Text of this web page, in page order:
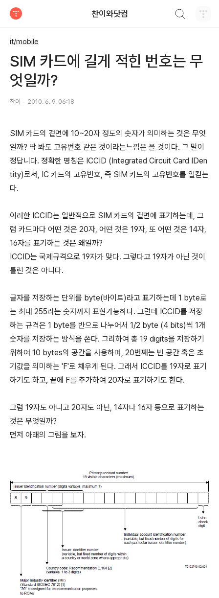
찬이와닷컴
it/mobile
SIM 카드에 길게 적힌 번호는 무
엇일까?
찬이 2010. 6. 9. 06:18
SIM 카드의 겉면에 10~20자 정도의 숫자가 의미하는 것은 무엇
일까? 딱 봐도 고유번호 같은 것이라는느낌은 올 것이다. 그 말이
정답니다. 정확한 명칭은 ICCID (Integrated Circuit Card IDen
tity)로서, IC 카드의 고유번호, 즉 SIM 카드의 고유번호를 일컫는
다.
이러한 ICCID는 일반적으로 SIM 카드의 겉면에 표기하는데, 그
럼 카드마다 어떤 것은 20자, 어떤 것은 19자, 또 어떤 것은 14자,
16자를 표기하는 것은 왜일까?
ICCID는 국제규격으로 19자가 맞다. 그렇다고 19자가 아닌 것이
틀린 것은 아니다.
글자를 저장하는 단위를 byte(바이트)라고 표기하는데 1 byte로
는 최대 255라는 숫자까지 표현가능하다. 그런데 ICCID를 저장
하는 규격은 1 byte를 반으로 나누어서 1/2 byte (4 bits)씩 1개
숫자를 저장하는 방식을 쓴다. 그리하여 총 19 digits을 저장하기
위하여 10 bytes의 공간을 사용하며, 20번째는 빈 공간 혹은 초
기값을 의미하는 'F'로 채우게 된다. 그래서 ICCID를 19자로 표기
하기도 하고, 끝에 F를 추가하여 20자로 표기하기도 한다.
그럼 19자도 아니고 20자도 아닌, 14자나 16자 등으로 표기하는
것은 무엇일까?
먼저 아래의 그림을 보자.